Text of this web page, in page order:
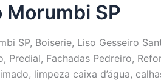
Morumbi SP
SP, Boiserie, Liso Gesseiro
Predial, Fachadas Pedreiro,
limpeza caixa d’água,